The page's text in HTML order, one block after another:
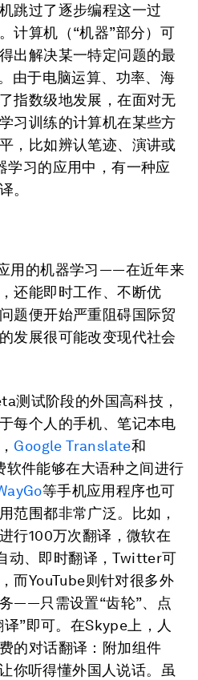
跳过了逐步编程这一过
计算机（“机器”部分）可
出解决某一特定问题的最
由于电脑运算、功率、海
指数级地发展，在面对无
习训练的计算机在某些方
，比如辨认笔迹、演讲或
学习的应用中，有一种应
。
用的机器学习——在近年来
还能即时工作、不断优
题便开始严重阻碍国际贸
发展很可能改变现代社会
测试阶段的外国高科技，
每个人的手机、笔记本电
Google Translate和
软件能够在大语种之间进行
等手机应用程序也可
范围都非常广泛。比如，
行100万次翻译，微软在
动、即时翻译，Twitter可
而YouTube则针对很多外
——只需设置“齿轮”、点
”即可。在Skype上，人
的对话翻译：附加组件
你听得懂外国人说话。虽